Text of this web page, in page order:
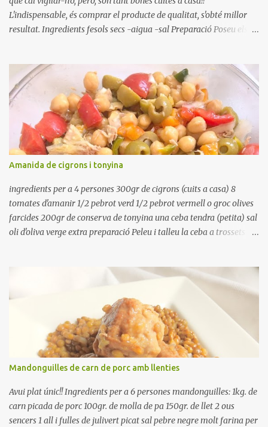
L'indispensable, és comprar el producte de qualitat, s'obté millor
resultat. Ingredients fesols secs -aigua -sal Preparació Poseu els
quan arrenca el bull, canvieu l'aigua bullint, per aigua freda,
repetiu dues o tres vegades, abaixeu el foc i atureu la ebullició, dues
o tres vegades afegint aigua freda, han de coure a foc baix, quasi
be, sense bullir i sempre sempre, amb l'olla tapada, entre 1 hora i 1
hora i mitja. Saleu 10 minuts abans de retirar del foc. Heu de veure
vosaltres el moment en que ja estan cuites. Anotacions Deixeu
refredar en la mateixa olla. El caldo de coure els fesols, es pot
utilitzar per una crema o sopa. Ingredientes judias -agua -sal
Preparación Ponga las judías a r...
Amanida de cigrons i tonyina
ingredients per a 4 persones 300gr de cigrons (cuits a casa) 8
tomates d'amanir 1/2 pebrot verd 1/2 pebrot vermell o groc olives
farcides 200gr de conserva de tonyina una ceba tendra (petita) sal
oli d'oliva verge extra preparació Peleu i talleu la ceba a trossets i
Renteu les tomates i talleu-les a octaus. Talleu les olives a
rodanxes. Una hora abans de portar a la taula, poseu els cigrons,
ben escorreguts, en un bol, amb la resta d'ingredients: les tomates,
el pebrot, la ceba, (escorreguda), les olives i la tonyina esmicolada.
Amaniu amb sal i oli... bon profit!!
Mandonguilles de carn de porc amb llenties
Avui plat únic!! Ingredients per a 6 persones mandonguilles: 1kg. de
carn picada de porc 100gr. de molla de pa 150gr. de llet 2 ous
sencers 1 all i fulles de julivert picat sal pebre negre molt farina per